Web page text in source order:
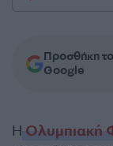
Προσθήκη
Google
Η Ολυμπιακή